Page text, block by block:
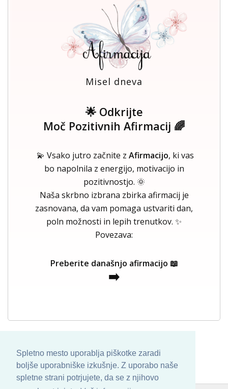
Spletno mesto uporablja piškotke zaradi
boljše uporabniške izkušnje. Z uporabo naše
spletne strani potrjujete, da se z njihovo
Misel dneva
🌟 Odkrijte
Moč Pozitivnih Afirmacij 🌈
💫 Vsako jutro začnite z Afirmacijo, ki vas
bo napolnila z energijo, motivacijo in
pozitivnostjo. 🌞
Naša skrbno izbrana zbirka afirmacij je
zasnovana, da vam pomaga ustvariti dan,
poln možnosti in lepih trenutkov. ✨
Povezava:
Preberite današnjo afirmacijo 📖
➡️